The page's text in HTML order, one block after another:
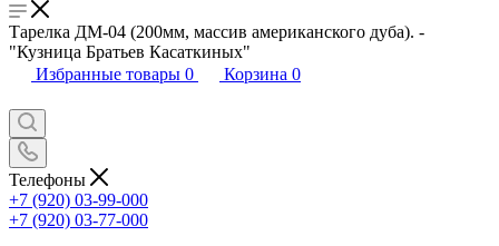
Тарелка ДМ-04 (200мм, массив американского дуба). -
"Кузница Братьев Касаткиных"
Избранные товары 0 Корзина 0
Телефоны
+7 (920) 03-99-000
+7 (920) 03-77-000